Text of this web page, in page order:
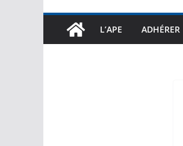
L’APE ADHÉRER